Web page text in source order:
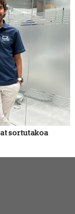
sortutakoa